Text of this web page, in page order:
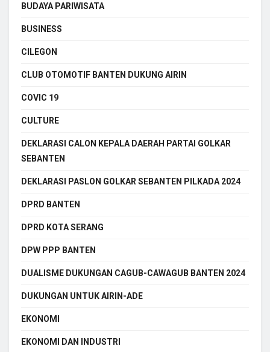
BUDAYA PARIWISATA
BUSINESS
CILEGON
CLUB OTOMOTIF BANTEN DUKUNG AIRIN
COVIC 19
CULTURE
DEKLARASI CALON KEPALA DAERAH PARTAI GOLKAR
SEBANTEN
DEKLARASI PASLON GOLKAR SEBANTEN PILKADA 2024
DPRD BANTEN
DPRD KOTA SERANG
DPW PPP BANTEN
DUALISME DUKUNGAN CAGUB-CAWAGUB BANTEN 2024
DUKUNGAN UNTUK AIRIN-ADE
EKONOMI
EKONOMI DAN INDUSTRI